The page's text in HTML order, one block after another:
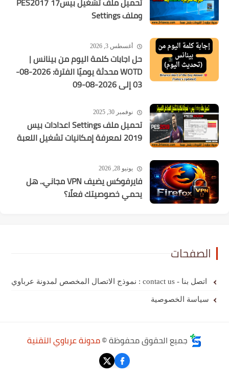
وملف Settings
أغسطس 3, 2026
حل اجابات كلمة اليوم من بينانس |
WOTD محدثة يوميًا الفترة: 2026-08-
03 إلى 2026-08-09
نوفمبر 30, 2025
تحميل ملف Settings اعدادات بيس
2019 لمعرفة إمكانيات تشغيل اللعبة
يونيو 28, 2026
فايرفوكس يضيف VPN مجاني.. هل
يحمي خصوصيتك فعلًا؟
الصفحات
اتصل بنا - contact us : نموذج الاتصال المخصص لمدونة عرباوي
سياسة الخصوصية
جميع الحقوق محفوظة ©مدونة عرباوي التقنية